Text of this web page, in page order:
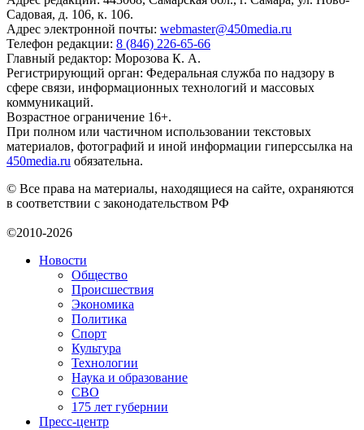
Садовая, д. 106, к. 106.
Адрес электронной почты: webmaster@450media.ru
Телефон редакции: 8 (846) 226-65-66
Главный редактор: Морозова К. А.
Регистрирующий орган: Федеральная служба по надзору в
сфере связи, информационных технологий и массовых
коммуникаций.
Возрастное ограничение 16+.
При полном или частичном использовании текстовых
материалов, фотографий и иной информации гиперссылка на
450media.ru обязательна.
© Все права на материалы, находящиеся на сайте, охраняются
в соответствии с законодательством РФ
©2010-2026
Новости
Общество
Происшествия
Экономика
Политика
Спорт
Культура
Технологии
Наука и образование
СВО
175 лет губернии
Пресс-центр